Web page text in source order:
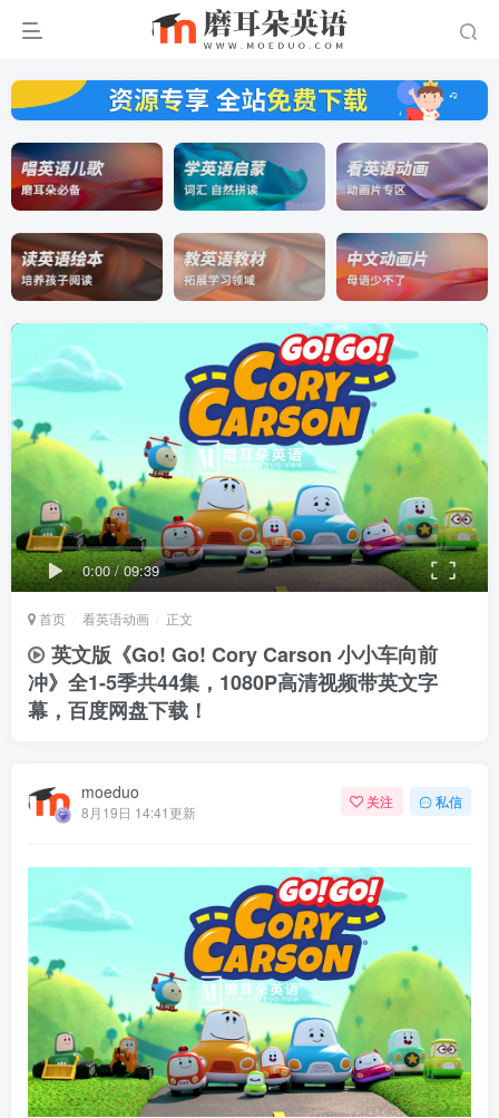
0:00/09:39
首页 看英语动画 正文
英文版《Go! Go! Cory Carson 小小车向前
冲》全1-5季共44集，1080P高清视频带英文字
幕，百度网盘下载！
moeduo
8月19日 14:41更新
关注 私信